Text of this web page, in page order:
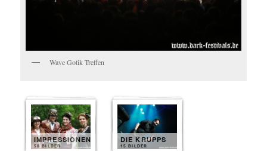
Wave Gotik Treffen
IMPRESSIONEN
50 BILDER
DIE KRUPPS
15 BILDER